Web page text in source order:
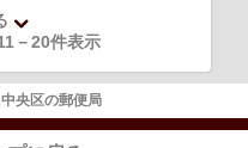
－20件表示
中央区の郵便局